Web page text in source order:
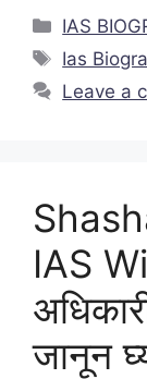
IAS
Tags
Ias
Leave a
IAS
जानून